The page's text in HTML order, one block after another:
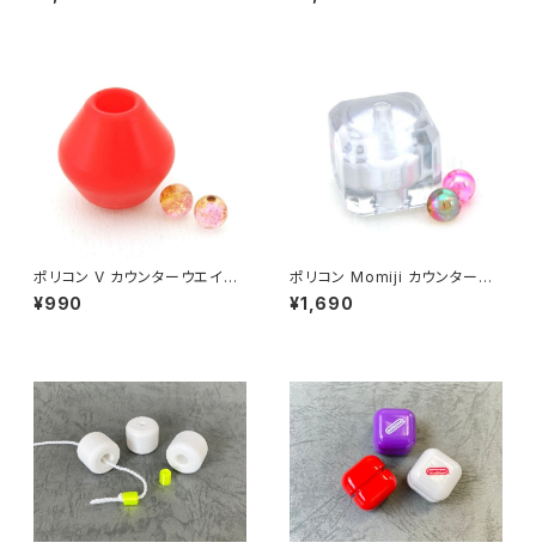
ポリコン V カウンターウエイト
（レッド）
¥990
ポリコン Momiji カウンターウ
エイト（クリア）
¥1,690